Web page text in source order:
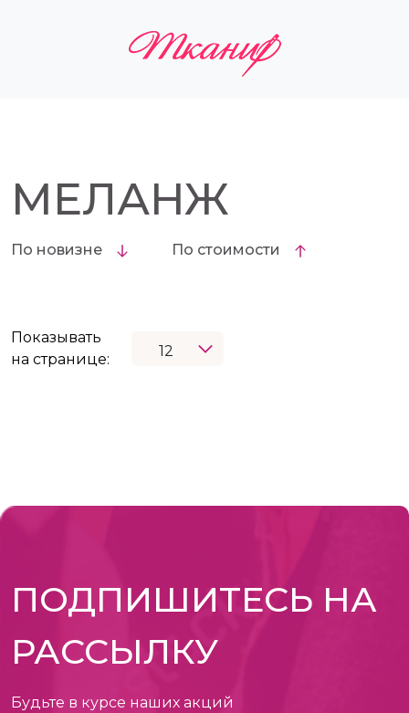
МЕЛАНЖ
По новизне По стоимости
Показывать
на странице:
ПОДПИШИТЕСЬ НА
РАССЫЛКУ
Будьте в курсе наших акций